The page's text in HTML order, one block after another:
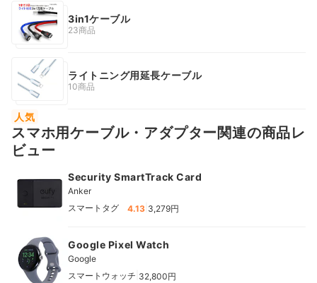
3in1ケーブル
23商品
ライトニング用延長ケーブル
10商品
人気
スマホ用ケーブル・アダプター関連の商品レ
ビュー
Security SmartTrack Card
Anker
スマートタグ
4.13 3,279円
Google Pixel Watch
Google
スマートウォッチ 32,800円